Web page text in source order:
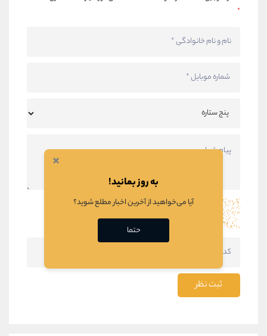
*
ثبت نظر
×
به روز بمانید!
آیا می‌خواهید از آخرین اخبار مطلع شوید؟
حتما